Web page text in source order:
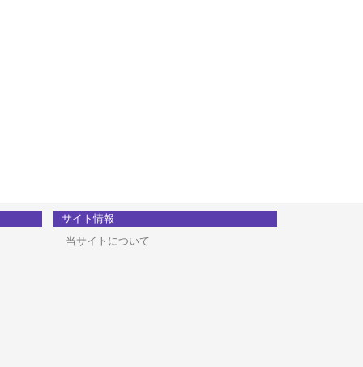
サイト情報
当サイトについて